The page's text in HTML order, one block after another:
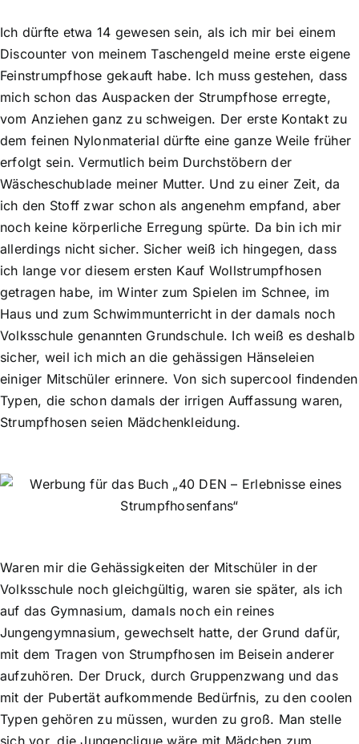
Ich dürfte etwa 14 gewesen sein, als ich mir bei einem
Discounter von meinem Taschengeld meine erste eigene
Feinstrumpfhose gekauft habe. Ich muss gestehen, dass
mich schon das Auspacken der Strumpfhose erregte,
vom Anziehen ganz zu schweigen. Der erste Kontakt zu
dem feinen Nylonmaterial dürfte eine ganze Weile früher
erfolgt sein. Vermutlich beim Durchstöbern der
Wäscheschublade meiner Mutter. Und zu einer Zeit, da
ich den Stoff zwar schon als angenehm empfand, aber
noch keine körperliche Erregung spürte. Da bin ich mir
allerdings nicht sicher. Sicher weiß ich hingegen, dass
ich lange vor diesem ersten Kauf Wollstrumpfhosen
getragen habe, im Winter zum Spielen im Schnee, im
Haus und zum Schwimmunterricht in der damals noch
Volksschule genannten Grundschule. Ich weiß es deshalb
sicher, weil ich mich an die gehässigen Hänseleien
einiger Mitschüler erinnere. Von sich supercool findenden
Typen, die schon damals der irrigen Auffassung waren,
Strumpfhosen seien Mädchenkleidung.
Waren mir die Gehässigkeiten der Mitschüler in der
Volksschule noch gleichgültig, waren sie später, als ich
auf das Gymnasium, damals noch ein reines
Jungengymnasium, gewechselt hatte, der Grund dafür,
mit dem Tragen von Strumpfhosen im Beisein anderer
aufzuhören. Der Druck, durch Gruppenzwang und das
mit der Pubertät aufkommende Bedürfnis, zu den coolen
Typen gehören zu müssen, wurden zu groß. Man stelle
sich vor, die Jungenclique wäre mit Mädchen zum